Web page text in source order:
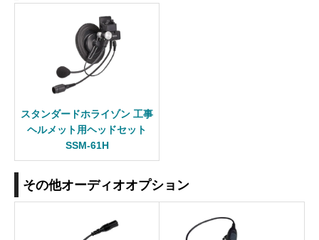
スタンダードホライゾン 工事
ヘルメット用ヘッドセット
SSM-61H
その他オーディオオプション